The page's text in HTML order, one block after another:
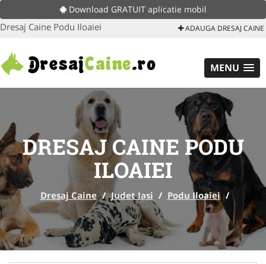
Download GRATUIT aplicatie mobil
Dresaj Caine Podu Iloaiei ADAUGA DRESAJ CAINE
MENU
DRESAJ CAINE PODU
ILOAIEI
Dresaj Caine / Judet Iasi / Podu Iloaiei /